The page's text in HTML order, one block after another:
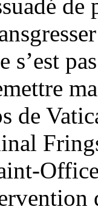
de
s’est
de